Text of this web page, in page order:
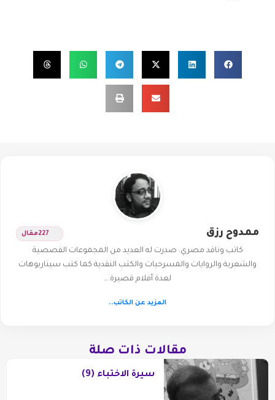
ممدوح رزق 227مقال
كاتب وناقد مصري. صدرت له العديد من المجموعات القصصية
والشعرية والروايات والمسرحيات والكتب النقدية كما كتب سيناريوهات
لعدة أفلام قصيرة.…
المزيد عن الكاتب..
مقالات ذات صلة
سيرة الاختباء (9)